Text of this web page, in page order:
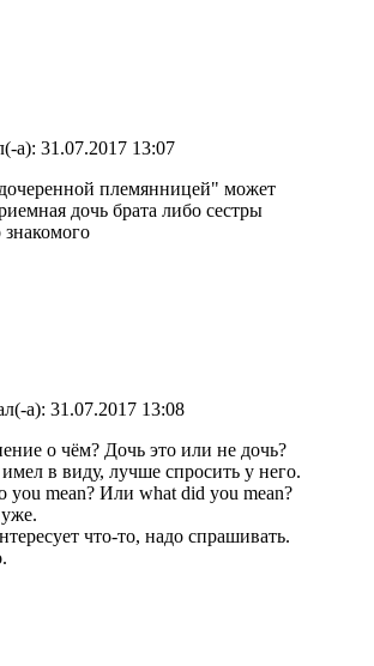
а): 31.07.2017 13:07
племянницей" может
дочь брата либо сестры
а): 31.07.2017 13:08
о чём? Дочь это или не дочь?
в виду, лучше спросить у него.
you mean? Или what did you mean?
что-то, надо спрашивать.